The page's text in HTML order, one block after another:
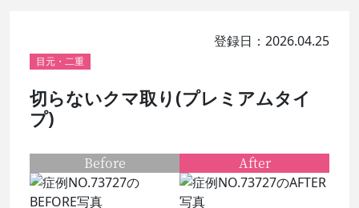
登録日：2026.04.25
目元・二重
切らないクマ取り(プレミアムタイ
プ)
Before After